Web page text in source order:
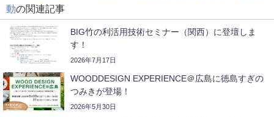
動の関連記事
BIG竹の利活用技術セミナー（関西）に登壇しま
す！
2026年7月17日
WOODDESIGN EXPERIENCE＠広島に徳島すぎの
つみきが登場！
2026年5月30日